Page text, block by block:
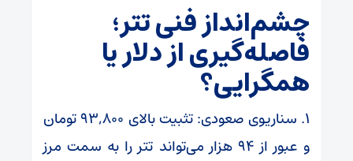
چشم‌انداز فنی تتر؛
فاصله‌گیری از دلار یا
همگرایی؟
۱. سناریوی صعودی: تثبیت بالای ۹۳,۸۰۰ تومان
و عبور از ۹۴ هزار می‌تواند تتر را به سمت مرز